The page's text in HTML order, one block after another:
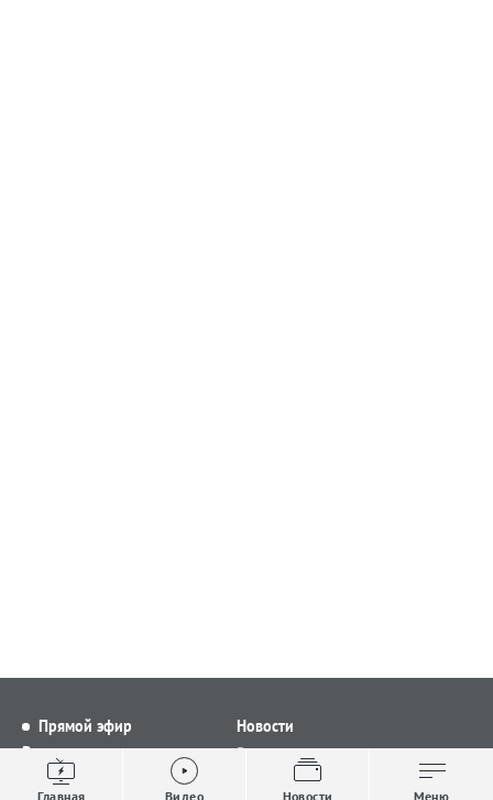
Прямой эфир
Видео
Выпуски новостей
Новости
Все новости
Общество
Главная Видео Новости Меню